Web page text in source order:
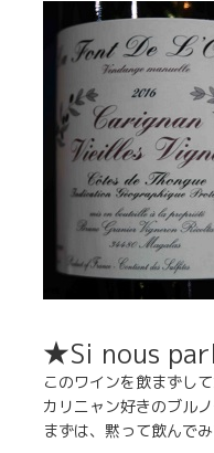
★Si nous
このワインを飲まずし
カリニャン好きのブル
まずは、黙って飲んで